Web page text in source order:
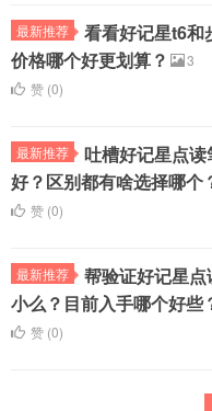
最新推荐
看看好记星t6和
价格哪个好更划算？
3
赞 (0)
最新推荐
吐槽好记星点
好？区别都有啥选择哪个
赞 (0)
最新推荐
帮验证好记星
小么？目前入手哪个好些
赞 (0)